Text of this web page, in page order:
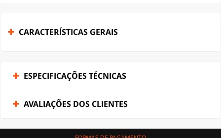
CARACTERÍSTICAS GERAIS
ESPECIFICAÇÕES TÉCNICAS
AVALIAÇÕES DOS CLIENTES